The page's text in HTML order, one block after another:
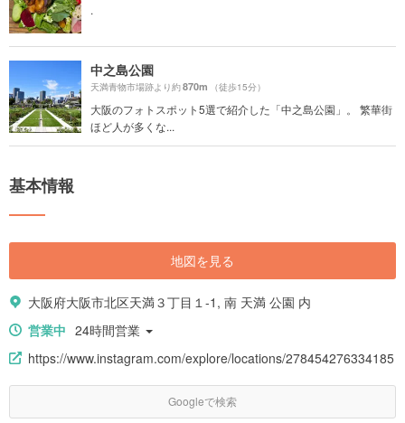
.
中之島公園
天満青物市場跡より約870m （徒歩15分）
大阪のフォトスポット5選で紹介した「中之島公園」。 繁華街
ほど人が多くな...
基本情報
地図を見る
大阪府大阪市北区天満３丁目１-1, 南 天満 公園 内
営業中 24時間営業
https://www.instagram.com/explore/locations/278454276334185
Googleで検索